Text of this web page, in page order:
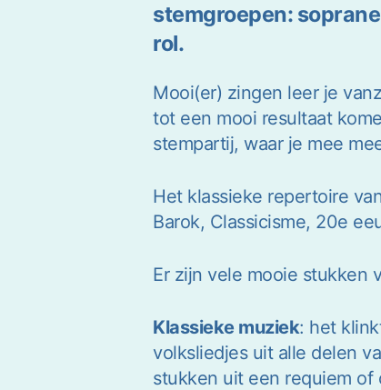
stemgroepen:
rol.
Mooi(er) zingen leer je
tot een mooi resultaat
stempartij, waar je mee
Het klassieke repertoire
Barok, Classicisme, 20e
Er zijn vele mooie stukken
Klassieke muziek: het
volksliedjes uit alle delen
stukken uit een requiem of